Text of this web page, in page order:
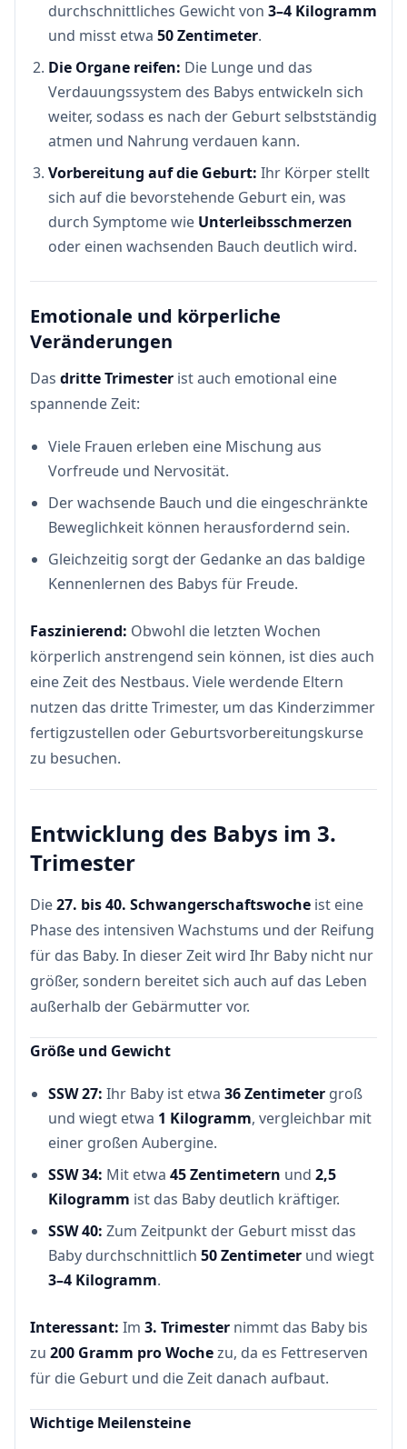
durchschnittliches Gewicht von 3–4 Kilogramm
und misst etwa 50 Zentimeter.
Die Organe reifen: Die Lunge und das
Verdauungssystem des Babys entwickeln sich
weiter, sodass es nach der Geburt selbstständig
atmen und Nahrung verdauen kann.
Vorbereitung auf die Geburt: Ihr Körper stellt
sich auf die bevorstehende Geburt ein, was
durch Symptome wie Unterleibsschmerzen
oder einen wachsenden Bauch deutlich wird.
Emotionale und körperliche
Veränderungen
Das dritte Trimester ist auch emotional eine
spannende Zeit:
Viele Frauen erleben eine Mischung aus
Vorfreude und Nervosität.
Der wachsende Bauch und die eingeschränkte
Beweglichkeit können herausfordernd sein.
Gleichzeitig sorgt der Gedanke an das baldige
Kennenlernen des Babys für Freude.
Faszinierend: Obwohl die letzten Wochen
körperlich anstrengend sein können, ist dies auch
eine Zeit des Nestbaus. Viele werdende Eltern
nutzen das dritte Trimester, um das Kinderzimmer
fertigzustellen oder Geburtsvorbereitungskurse
zu besuchen.
Entwicklung des Babys im 3.
Trimester
Die27. bis 40. Schwangerschaftswoche ist eine
Phase des intensiven Wachstums und der Reifung
für das Baby. In dieser Zeit wird Ihr Baby nicht nur
größer, sondern bereitet sich auch auf das Leben
außerhalb der Gebärmutter vor.
Größe und Gewicht
SSW 27: Ihr Baby ist etwa 36 Zentimeter groß
und wiegt etwa 1 Kilogramm, vergleichbar mit
einer großen Aubergine.
SSW 34: Mit etwa 45 Zentimetern und 2,5
Kilogramm ist das Baby deutlich kräftiger.
SSW 40: Zum Zeitpunkt der Geburt misst das
Baby durchschnittlich 50 Zentimeter und wiegt
3–4 Kilogramm.
Interessant: Im 3. Trimester nimmt das Baby bis
zu 200 Gramm pro Wochezu, da es Fettreserven
für die Geburt und die Zeit danach aufbaut.
Wichtige Meilensteine